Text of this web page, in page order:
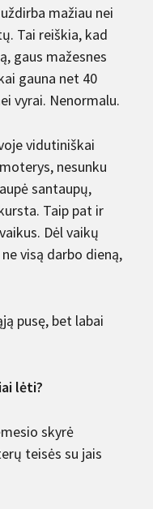
mažiau nei
Tai reiškia, kad
gaus mažesnes
gauna net 40
vyrai. Nenormalu.
vidutiniškai
nesunku
santaupų,
Taip pat ir
Dėl vaikų
visą darbo dieną,
pusę, bet labai
lėti?
skyrė
teisės su jais